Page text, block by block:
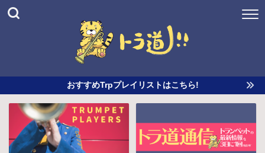
おすすめTrpプレイリストはこちら!